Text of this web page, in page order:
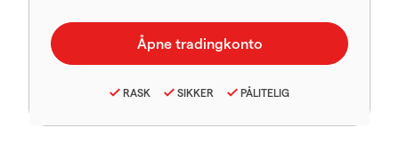
RASK SIKKER PÅLITELIG